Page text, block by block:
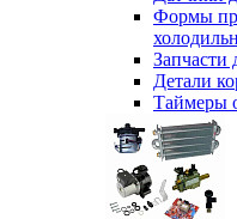
Формы
Запчасти
Детали
Таймеры